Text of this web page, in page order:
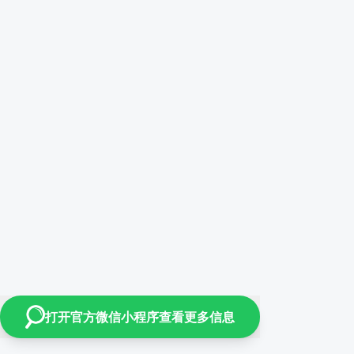
打开官方微信小程序查看更多信息